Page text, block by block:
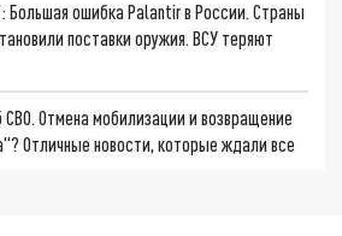
Большая ошибка Palantir в России. Страны
поставки оружия. ВСУ теряют
СВО. Отмена мобилизации и возвращение
Отличные новости, которые ждали все